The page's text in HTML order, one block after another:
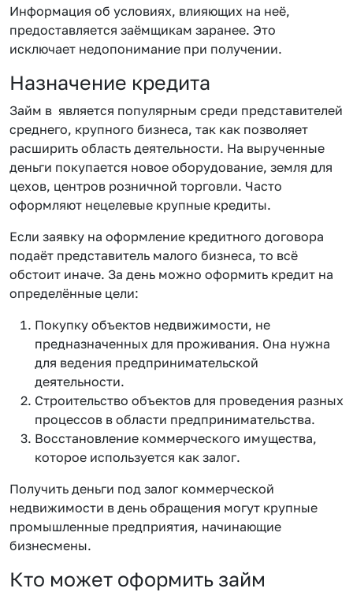
Информация об условиях, влияющих на неё,
предоставляется заёмщикам заранее. Это
исключает недопонимание при получении.
Назначение кредита
Займ в является популярным среди представителей
среднего, крупного бизнеса, так как позволяет
расширить область деятельности. На вырученные
деньги покупается новое оборудование, земля для
цехов, центров розничной торговли. Часто
оформляют нецелевые крупные кредиты.
Если заявку на оформление кредитного договора
подаёт представитель малого бизнеса, то всё
обстоит иначе. За день можно оформить кредит на
определённые цели:
Покупку объектов недвижимости, не
предназначенных для проживания. Она нужна
для ведения предпринимательской
деятельности.
Строительство объектов для проведения разных
процессов в области предпринимательства.
Восстановление коммерческого имущества,
которое используется как залог.
Получить деньги под залог коммерческой
недвижимости в день обращения могут крупные
промышленные предприятия, начинающие
бизнесмены.
Кто может оформить займ